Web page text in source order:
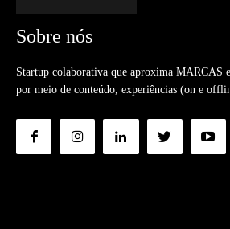
Sobre nós
Startup colaborativa que aproxima
por meio de conteúdo, experiências (on e